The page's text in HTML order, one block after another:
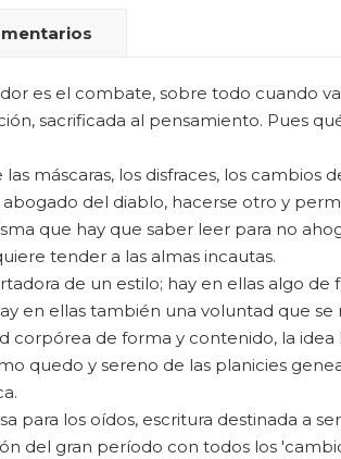
es el combate, sobre todo cuando
sacrificada al pensamiento. Pues
las máscaras, los disfraces, los
del diablo, hacerse otro y
que hay que saber leer para no
tender a las almas incautas.
de un estilo; hay en ellas algo
en ellas también una voluntad que
corpórea de forma y contenido, la
quedo y sereno de las planicies
para los oídos, escritura destinada a
del gran período con todos los